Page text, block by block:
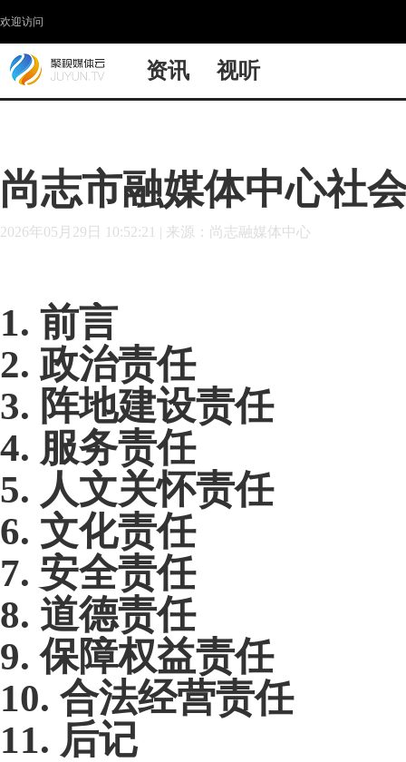
欢迎访问
资讯 视听
尚志市融媒体中心社
2026年05月29日 10:52:21 | 来源：尚志融媒体中心
1. 前言
2.政治责任
3. 阵地建设责任
4. 服务责任
5. 人文关怀责任
6. 文化责任
7. 安全责任
8. 道德责任
9.保障权益责任
10. 合法经营责任
11. 后记